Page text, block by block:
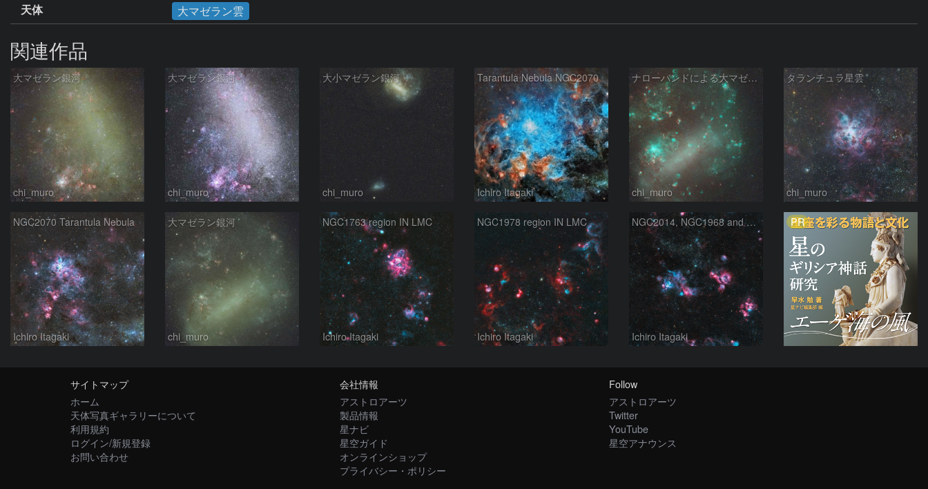
天体
大マゼラン雲
関連作品
大マゼラン銀河
chi_muro
大マゼラン銀河
chi_muro
大小マゼラン銀河
chi_muro
Tarantula Nebula NGC2070
Ichiro Itagaki
ナローバンドによる大マゼラン銀河
chi_muro
タランチュラ星雲
chi_muro
NGC2070 Tarantula Nebula
Ichiro Itagaki
大マゼラン銀河
chi_muro
NGC1763 region IN LMC
Ichiro Itagaki
NGC1978 region IN LMC
Ichiro Itagaki
NGC2014, NGC1968 and NGC1935 in Dorado
Ichiro Itagaki
PR
サイトマップ
ホーム
天体写真ギャラリーについて
利用規約
ログイン/新規登録
お問い合わせ
会社情報
アストロアーツ
製品情報
星ナビ
星空ガイド
オンラインショップ
プライバシー・ポリシー
Follow
アストロアーツ
Twitter
YouTube
星空アナウンス